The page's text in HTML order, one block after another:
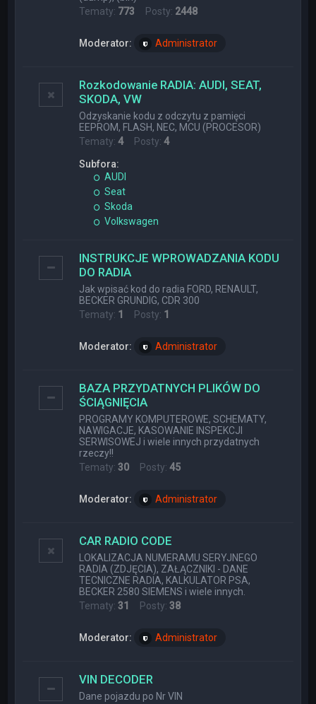
Tematy: 773 Posty: 2448
Moderator: Administrator
Rozkodowanie RADIA: AUDI, SEAT,
SKODA, VW
Odzyskanie kodu z odczytu z pamięci
EEPROM, FLASH, NEC, MCU (PROCESOR)
Tematy:4Posty:4
Subfora:
AUDI
Seat
Skoda
Volkswagen
INSTRUKCJE WPROWADZANIA KODU
DO RADIA
Jak wpisać kod do radia FORD, RENAULT,
BECKER GRUNDIG, CDR 300
Tematy: 1 Posty: 1
Moderator: Administrator
BAZA PRZYDATNYCH PLIKÓW DO
ŚCIĄGNIĘCIA
PROGRAMY KOMPUTEROWE, SCHEMATY,
NAWIGACJE, KASOWANIE INSPEKCJI
SERWISOWEJ i wiele innych przydatnych
rzeczy!!
Tematy:30 Posty:45
Moderator: Administrator
CAR RADIO CODE
LOKALIZACJA NUMERAMU SERYJNEGO
RADIA (ZDJĘCIA), ZAŁĄCZNIKI - DANE
TECNICZNE RADIA, KALKULATOR PSA,
BECKER 2580 SIEMENS i wiele innych.
Tematy:31 Posty:38
Moderator: Administrator
VIN DECODER
Dane pojazdu po Nr VIN